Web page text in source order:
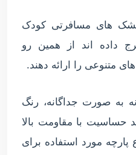
تشک های مسافرتی کودک
داده اند از همین رو
متنوعی را ارائه دهند.
به صورت جداگانه، رنگ
حساسیت با مقاومت بالا
مورد استفاده برای